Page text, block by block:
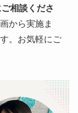
相談くださ
から実施ま
。お気軽にご